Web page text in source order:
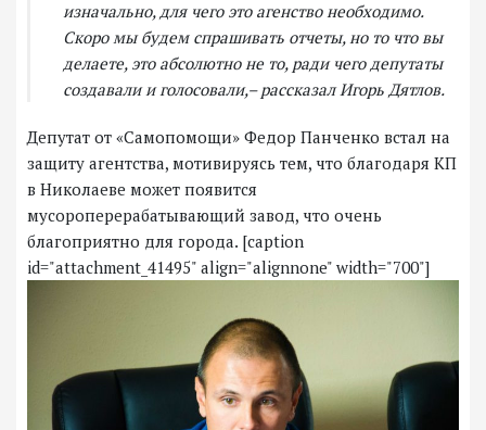
изначально, для чего это агенство необходимо.
Скоро мы будем спрашивать отчеты, но то что вы
делаете, это абсолютно не то, ради чего депутаты
создавали и голосовали,– рассказал Игорь Дятлов.
Депутат от «Самопомощи» Федор Панченко встал на
защиту агентства, мотивируясь тем, что благодаря КП
в Николаеве может появится
мусороперерабатывающий завод, что очень
благоприятно для города. [caption
id="attachment_41495" align="alignnone" width="700"]